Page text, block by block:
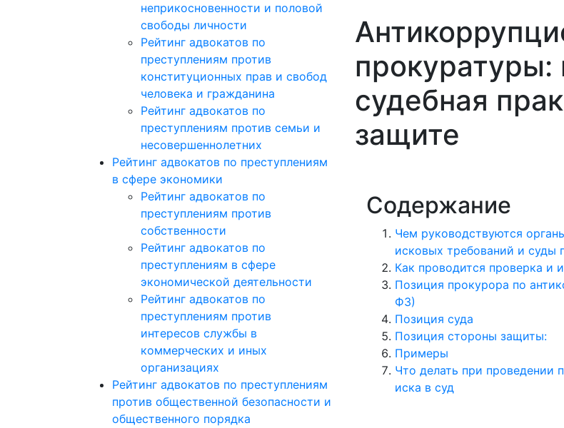
неприкосновенности и половой
свободы личности
Рейтинг адвокатов по
преступлениям против
конституционных прав и свобод
человека и гражданина
Рейтинг адвокатов по
преступлениям против семьи и
несовершеннолетних
Рейтинг адвокатов по преступлениям
в сфере экономики
Рейтинг адвокатов по
преступлениям против
собственности
Рейтинг адвокатов по
преступлениям в сфере
экономической деятельности
Рейтинг адвокатов по
преступлениям против
интересов службы в
коммерческих и иных
организациях
Рейтинг адвокатов по преступлениям
против общественной безопасности и
общественного порядка
прокуратуры:
судебная
защите
Содержание
Чем руководствуются
исковых требований и суды
Как проводится проверка и
Позиция прокурора по
ФЗ)
Позиция суда
Позиция стороны защиты:
Примеры
Что делать при проведении
иска в суд